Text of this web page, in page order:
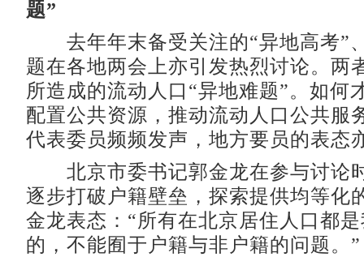
题”
去年年末备受关注的“异地高考”
题在各地两会上亦引发热烈讨论。两
所造成的流动人口“异地难题”。如何
配置公共资源，推动流动人口公共服
代表委员频频发声，地方要员的表态
北京市委书记郭金龙在参与讨论
逐步打破户籍壁垒，探索提供均等化
金龙表态：“所有在北京居住人口都
的，不能囿于户籍与非户籍的问题。”